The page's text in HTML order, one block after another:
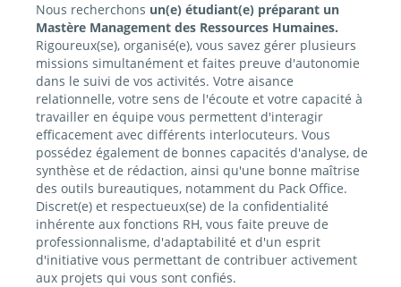
Nous recherchons un(e) étudiant(e) préparant un
Mastère Management des Ressources Humaines.
Rigoureux(se), organisé(e), vous savez gérer plusieurs
missions simultanément et faites preuve d'autonomie
dans le suivi de vos activités. Votre aisance
relationnelle, votre sens de l'écoute et votre capacité à
travailler en équipe vous permettent d'interagir
efficacement avec différents interlocuteurs. Vous
possédez également de bonnes capacités d'analyse, de
synthèse et de rédaction, ainsi qu'une bonne maîtrise
des outils bureautiques, notamment du Pack Office.
Discret(e) et respectueux(se) de la confidentialité
inhérente aux fonctions RH, vous faite preuve de
professionnalisme, d'adaptabilité et d'un esprit
d'initiative vous permettant de contribuer activement
aux projets qui vous sont confiés.